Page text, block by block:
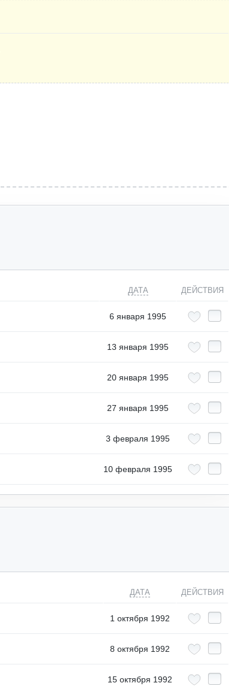
ДАТА ДЕЙСТВИЯ
6 января 1995
13 января 1995
20 января 1995
27 января 1995
3 февраля 1995
10 февраля 1995
ДАТА ДЕЙСТВИЯ
1 октября 1992
8 октября 1992
15 октября 1992